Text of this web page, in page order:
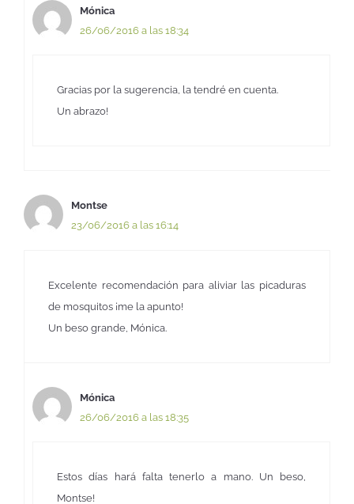
Mónica
26/06/2016 a las 18:34
Gracias por la sugerencia, la tendré en cuenta.
Un abrazo!
Montse
23/06/2016 a las 16:14
Excelente recomendación para aliviar las picaduras
de mosquitos ¡me la apunto!
Un beso grande, Mónica.
Mónica
26/06/2016 a las 18:35
Estos días hará falta tenerlo a mano. Un beso,
Montse!